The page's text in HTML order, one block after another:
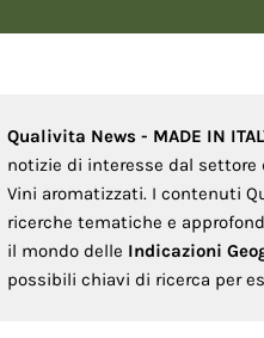
Qualivita News - MADE IN
notizie di interesse dal settore
Vini aromatizzati. I contenuti
ricerche tematiche e
il mondo delle Indicazioni
possibili chiavi di ricerca per